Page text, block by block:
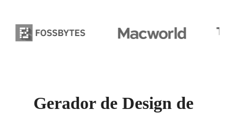
Gerador de Design de